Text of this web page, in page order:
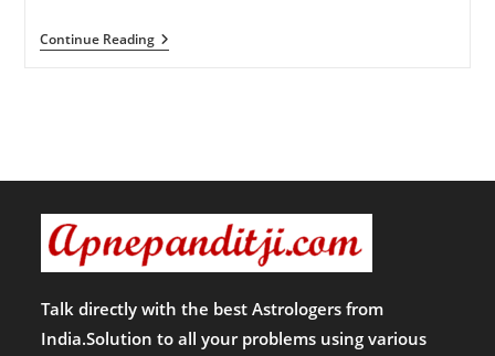
Continue ReadingIndira
Ekadashi
शुभ
पूजन
विधि,
महत्व
और
उपाय!!
Talk directly with the best Astrologers from
India.Solution to all your problems using various